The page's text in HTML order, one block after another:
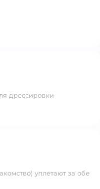
дрессировки
уплетают за обе